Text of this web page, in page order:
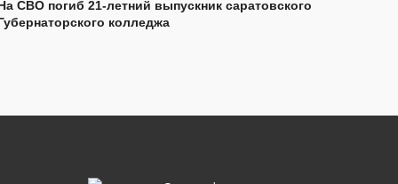
СВО погиб 21-летний выпускник саратовского
колледжа